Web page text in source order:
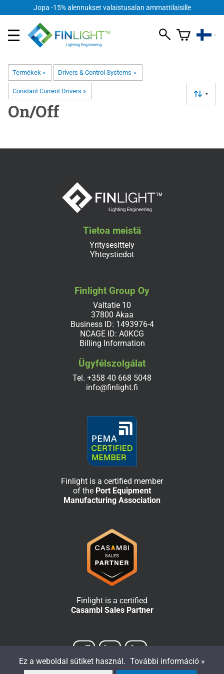
Jopa -15% alennukset valaistusalan ammattilaisille
Termékek ‪» Drivers & Control Systems ‪»
Constant Current Drivers ‪» ▼
On/Off
Tietoa meistä
Yritysesittely
Yhteystiedot
Finlight Group Oy
Valtatie 10
37800 Akaa
Business ID: 1493976-4
NCAGE ID: A0KCG
Billing Information
Ügyfélszolgálat
Tel. +358 40 668 5048
info@finlight.fi
Finlight is a certified member
of the Port Equipment
Manufacturing Association
Finlight is a certified
Casambi Sales Partner
Ez a weboldal sütiket használ. További információ »